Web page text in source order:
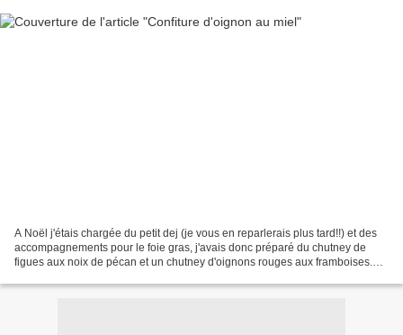
A Noël j'étais chargée du petit dej (je vous en reparlerais plus tard!!) et des
accompagnements pour le foie gras, j'avais donc préparé du chutney de
figues aux noix de pécan et un chutney d'oignons rouges aux framboises.